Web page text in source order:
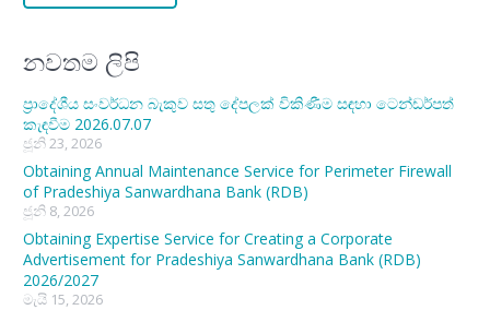
නවතම ලිපි
ප්‍රාදේශීය සංවර්ධන බැකුව සතු දේපලක් විකිණීම සඳහා ටෙන්ඩර්පත්
කැඳවීම 2026.07.07
ජූනි 23, 2026
Obtaining Annual Maintenance Service for Perimeter Firewall
of Pradeshiya Sanwardhana Bank (RDB)
ජූනි 8, 2026
Obtaining Expertise Service for Creating a Corporate
Advertisement for Pradeshiya Sanwardhana Bank (RDB)
2026/2027
මැයි 15, 2026